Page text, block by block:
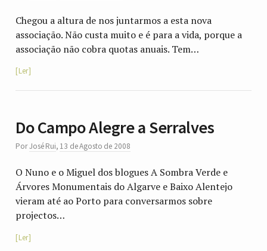
Chegou a altura de nos juntarmos a esta nova
associação. Não custa muito e é para a vida, porque a
associação não cobra quotas anuais. Tem…
Ler
Do Campo Alegre a Serralves
PorJosé Rui, 13 de Agosto de 2008
O Nuno e o Miguel dos blogues A Sombra Verde e
Árvores Monumentais do Algarve e Baixo Alentejo
vieram até ao Porto para conversarmos sobre
projectos…
Ler